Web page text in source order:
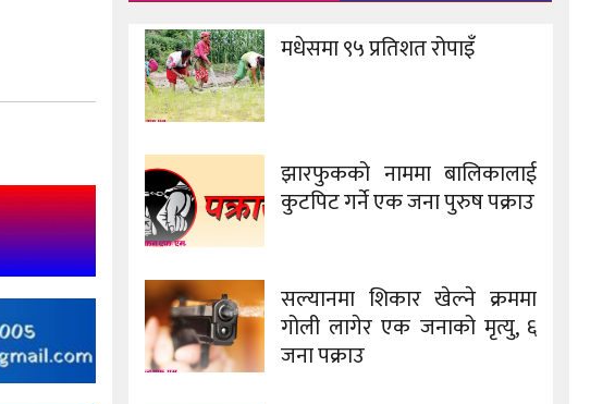
मधेसमा ९५ प्रतिशत रोपाइँ
झारफुकको नाममा बालिकालाई
कुटपिट गर्ने एक जना पुरुष पक्राउ
सल्यानमा शिकार खेल्ने क्रममा
गोली लागेर एक जनाको मृत्यु, ६
जना पक्राउ